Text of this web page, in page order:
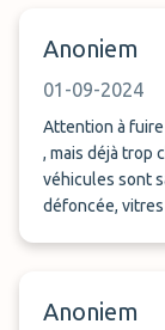
Anoniem
01-09-2024
Attention à
, mais déjà trop cher par rapport a la prestation. Les
véhicules sont
défoncée,
heure plus tard
Anoniem